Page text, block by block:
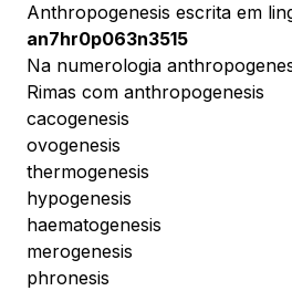
Anthropogenesis escrita em
an7hr0p063n3515
Na numerologia
Rimas com anthropogenesis
cacogenesis
ovogenesis
thermogenesis
hypogenesis
haematogenesis
merogenesis
phronesis